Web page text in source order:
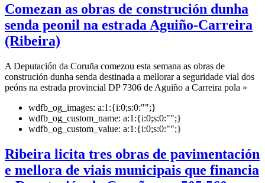
Comezan as obras de construción dunha
senda peonil na estrada Aguiño-Carreira
(Ribeira)
A Deputación da Coruña comezou esta semana as obras de
construción dunha senda destinada a mellorar a seguridade vial dos
peóns na estrada provincial DP 7306 de Aguiño a Carreira pola »
wdfb_og_images: a:1:{i:0;s:0:"";}
wdfb_og_custom_name: a:1:{i:0;s:0:"";}
wdfb_og_custom_value: a:1:{i:0;s:0:"";}
Ribeira licita tres obras de pavimentación
e mellora de viais municipais que financia